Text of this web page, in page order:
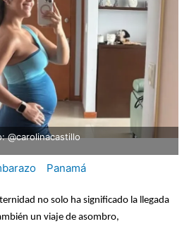
@carolinacastillo
Panamá
no solo ha significado la llegada
un viaje de asombro,